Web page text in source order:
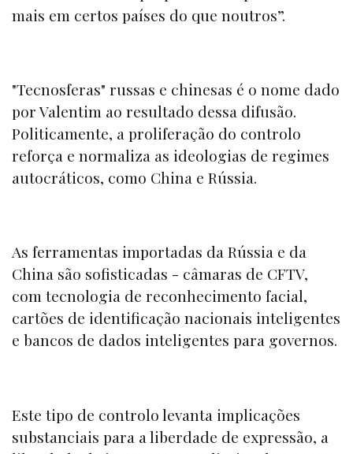
mais em certos países do que noutros”.
"Tecnosferas" russas e chinesas é o nome dado
por Valentim ao resultado dessa difusão.
Politicamente, a proliferação do controlo
reforça e normaliza as ideologias de regimes
autocráticos, como China e Rússia.
As ferramentas importadas da Rússia e da
China são sofisticadas - câmaras de CFTV,
com tecnologia de reconhecimento facial,
cartões de identificação nacionais inteligentes
e bancos de dados inteligentes para governos.
Este tipo de controlo levanta implicações
substanciais para a liberdade de expressão, a